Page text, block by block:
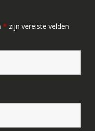
* zijn vereiste velden